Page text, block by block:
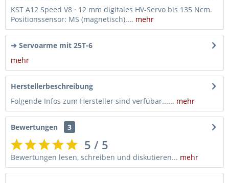
KST A12 Speed V8 · 12 mm digitales HV-Servo bis 135 Ncm.
Positionssensor: MS (magnetisch).... mehr
➔ Servoarme mit 25T-6
mehr
Herstellerbeschreibung
Folgende Infos zum Hersteller sind verfübar...... mehr
Bewertungen 3
5 / 5
Bewertungen lesen, schreiben und diskutieren... mehr